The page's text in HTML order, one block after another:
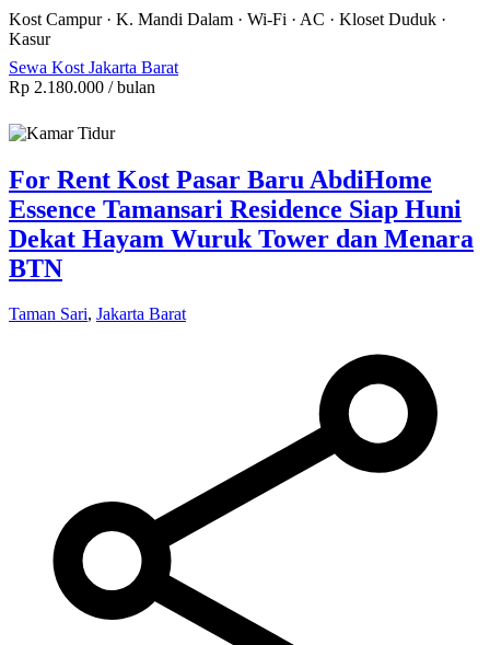
Kost Campur· K. Mandi Dalam · Wi-Fi · AC · Kloset Duduk ·
Kasur
Sewa Kost Jakarta Barat
Rp 2.180.000 / bulan
For Rent Kost Pasar Baru AbdiHome
Essence Tamansari Residence Siap Huni
Dekat Hayam Wuruk Tower dan Menara
BTN
Taman Sari, Jakarta Barat